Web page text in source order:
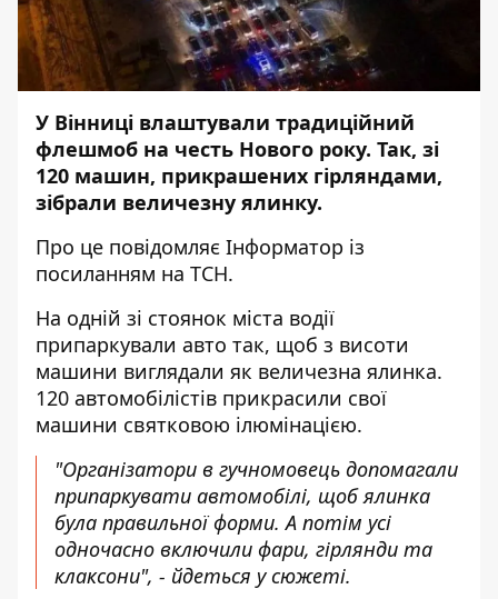
У Вінниці влаштували традиційний
флешмоб на честь Нового року. Так, зі
120 машин, прикрашених гірляндами,
зібрали величезну ялинку.
Про це повідомляє Інформатор із
посиланням на ТСН.
На одній зі стоянок міста водії
припаркували авто так, щоб з висоти
машини виглядали як величезна ялинка.
120 автомобілістів прикрасили свої
машини святковою ілюмінацією.
"Організатори в гучномовець допомагали
припаркувати автомобілі, щоб ялинка
була правильної форми. А потім усі
одночасно включили фари, гірлянди та
клаксони", - йдеться у сюжеті.